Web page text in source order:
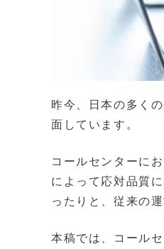
昨今、日本の多く
面しています。
コールセンターに
によって応対品質
ったりと、従来の
本稿では、コール